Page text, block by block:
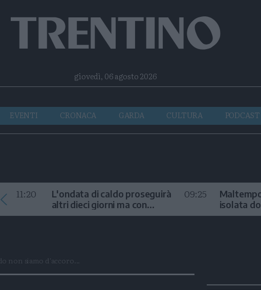
Telegram
RSSgiovedì, 06 agosto 2026
EVENTI CRONACA GARDA CULTURA PODCAST
11:20
L'ondata di caldo proseguirà
altri dieci giorni ma con
temporali
09:25
isolata
frana
non siamo d'accoro...